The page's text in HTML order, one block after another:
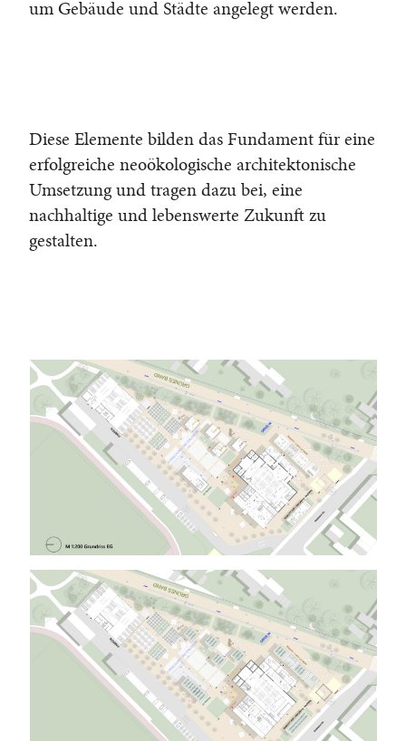
um Gebäude und Städte angelegt werden.
Diese Elemente bilden das Fundament für eine
erfolgreiche neoökologische architektonische
Umsetzung und tragen dazu bei, eine
nachhaltige und lebenswerte Zukunft zu
gestalten.